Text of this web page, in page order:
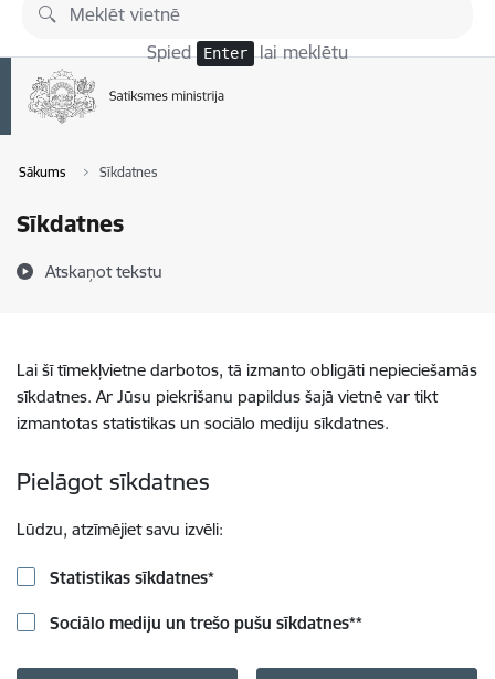
Pāriet uz lapas saturu
Spied Enter lai meklētu
Sākums Sīkdatnes
Sīkdatnes
Atskaņot tekstu
Lai šī tīmekļvietne darbotos, tā izmanto obligāti nepieciešamās
sīkdatnes. Ar Jūsu piekrišanu papildus šajā vietnē var tikt
izmantotas statistikas un sociālo mediju sīkdatnes.
Pielāgot sīkdatnes
Lūdzu, atzīmējiet savu izvēli:
Statistikas sīkdatnes*
Sociālo mediju un trešo pušu sīkdatnes**